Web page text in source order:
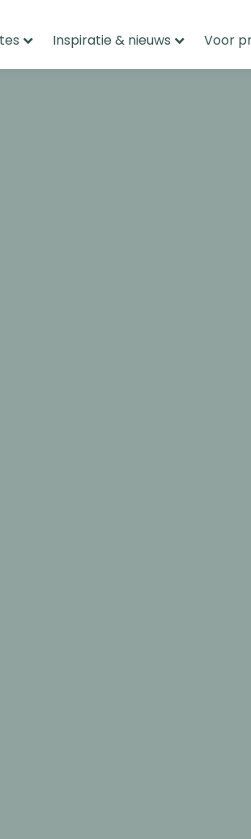
Inspiratie & nieuws Voor